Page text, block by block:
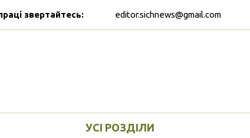
звертайтесь: editor.sichnews@gmail.com
УСІ РОЗДІЛИ